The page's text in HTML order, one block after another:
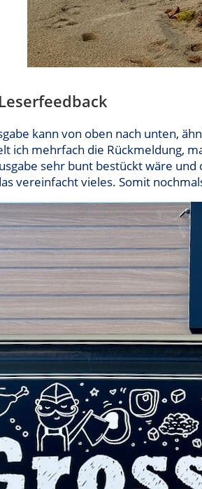
kann von oben nach unten,
ich mehrfach die Rückmeldung,
sehr bunt bestückt wäre
vereinfacht vieles. Somit